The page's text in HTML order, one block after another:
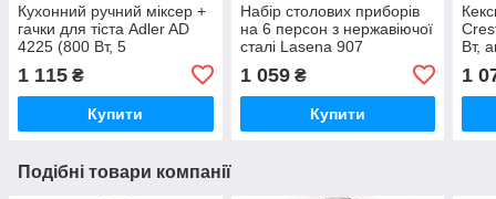
Кухонний ручний міксер +
гачки для тіста Adler AD
4225 (800 Вт, 5
1 115 ₴
Купити
Набір столових приборів
на 6 персон з нержавіючої
сталі Lasena 907
1 059₴
Купити
Вт,
1
Подібні товари компанії